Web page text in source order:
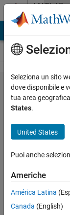
Vai al contenutoMATLAB
Answers
Plotting
data
Benjamin
Colbert
29 Gen
2023
1
Seleziona un sito
dove disponibile e
tua area
States.
United States
Puoi anche
Americhe
América Latina
Canada (English)